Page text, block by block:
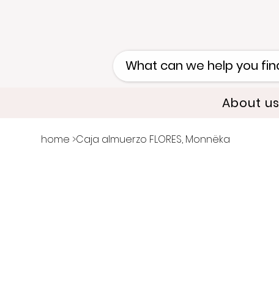
About us
home >Caja almuerzo FLORES, Monnëka